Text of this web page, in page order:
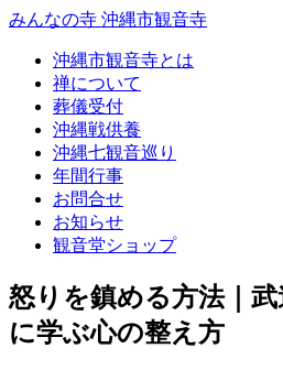
みんなの寺 沖縄市観音寺
沖縄市観音寺とは
禅について
葬儀受付
沖縄戦供養
沖縄七観音巡り
年間行事
お問合せ
お知らせ
観音堂ショップ
怒りを鎮める方法｜
に学ぶ心の整え方